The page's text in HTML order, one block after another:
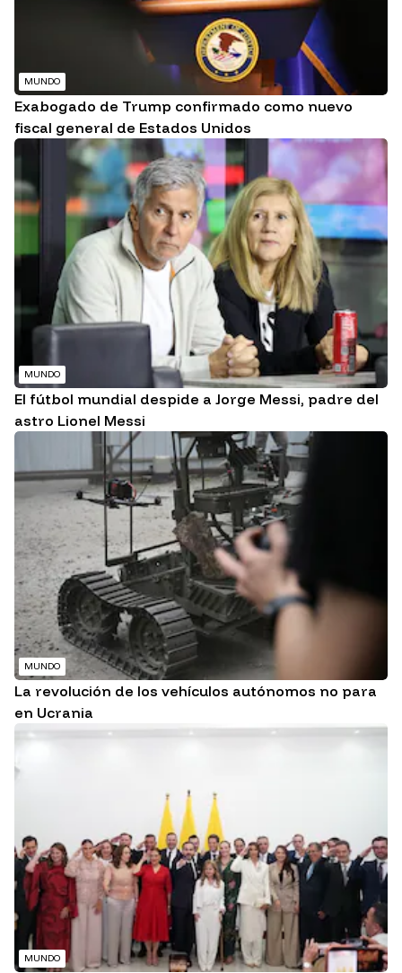
MUNDO
Exabogado de Trump confirmado como nuevo
fiscal general de Estados Unidos
MUNDO
El fútbol mundial despide a Jorge Messi, padre del
astro Lionel Messi
MUNDO
La revolución de los vehículos autónomos no para
en Ucrania
MUNDO